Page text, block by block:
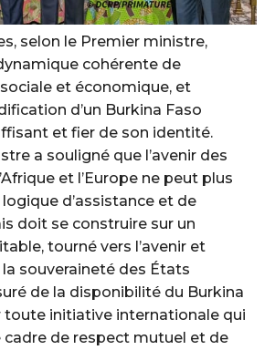
selon le Premier ministre,
cohérente de
et économique, et
d’un Burkina Faso
et fier de son identité.
a souligné que l’avenir des
et l’Europe ne peut plus
d’assistance et de
doit se construire sur un
tourné vers l’avenir et
souveraineté des États
de la disponibilité du Burkina
toute initiative internationale qui
cadre de respect mutuel et de